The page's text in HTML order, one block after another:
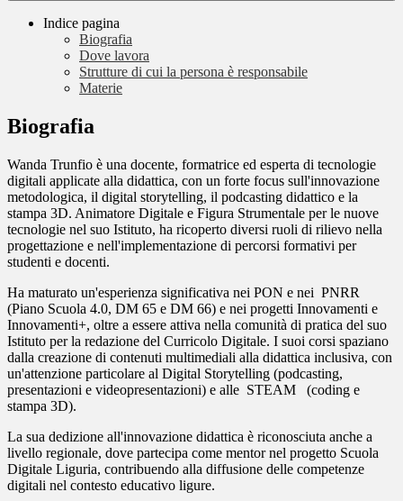
Indice pagina
Biografia
Dove lavora
Strutture di cui la persona è responsabile
Materie
Biografia
Wanda Trunfio è una docente, formatrice ed esperta di tecnologie
digitali applicate alla didattica, con un forte focus sull'innovazione
metodologica, il digital storytelling, il podcasting didattico e la
stampa 3D. Animatore Digitale e Figura Strumentale per le nuove
tecnologie nel suo Istituto, ha ricoperto diversi ruoli di rilievo nella
progettazione e nell'implementazione di percorsi formativi per
studenti e docenti.
Ha maturato un'esperienza significativa nei PON e nei PNRR
(Piano Scuola 4.0, DM 65 e DM 66) e nei progetti Innovamenti e
Innovamenti+, oltre a essere attiva nella comunità di pratica del suo
Istituto per la redazione del Curricolo Digitale. I suoi corsi spaziano
dalla creazione di contenuti multimediali alla didattica inclusiva, con
un'attenzione particolare al Digital Storytelling (podcasting,
presentazioni e videopresentazioni) e alle STEAM (coding e
stampa 3D).
La sua dedizione all'innovazione didattica è riconosciuta anche a
livello regionale, dove partecipa come mentor nel progetto Scuola
Digitale Liguria, contribuendo alla diffusione delle competenze
digitali nel contesto educativo ligure.